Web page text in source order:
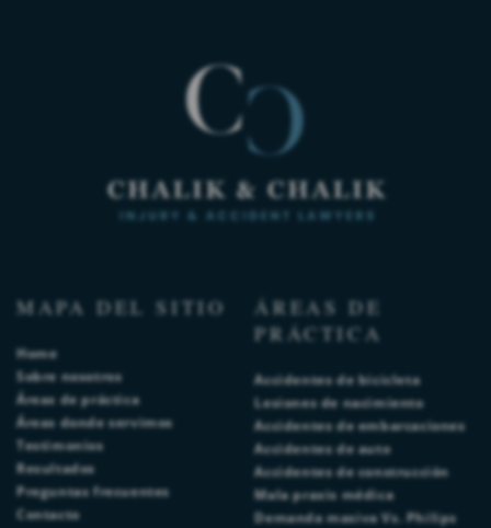
MAPA DEL SITIO
Home
Sobre nosotros
Áreas de práctica
Áreas donde servimos
Testimonios
Resultados
Preguntas frecuentes
Contacto
ÁREAS DE
PRÁCTICA
Accidentes de bicicleta
Lesiones de nacimiento
Accidentes de embarcaciones
Accidentes de auto
Accidentes de construcción
Mala praxis médica
Demanda masiva Vs. Philips